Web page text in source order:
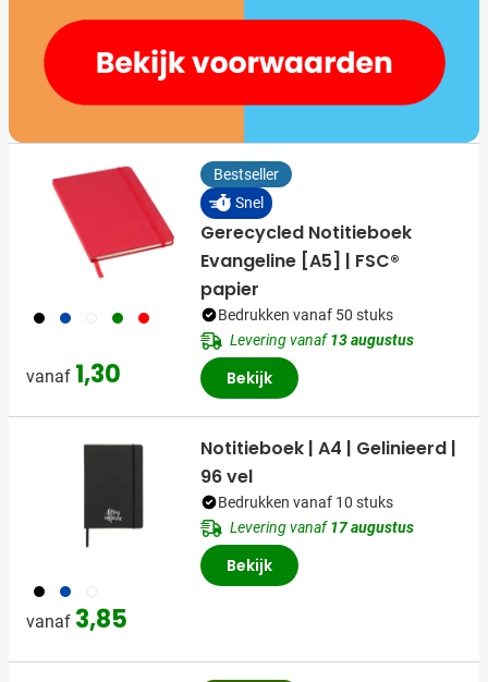
001 023 002 004 008
vanaf 1,30
Bestseller
Snel
Gerecycled Notitieboek
Evangeline [A5] | FSC®
papier
Bedrukken vanaf 50 stuks
Levering vanaf13 augustus
Bekijk
001 023 002
vanaf 3,85
Notitieboek | A4 | Gelinieerd |
96 vel
Bedrukken vanaf 10 stuks
Levering vanaf17 augustus
Bekijk